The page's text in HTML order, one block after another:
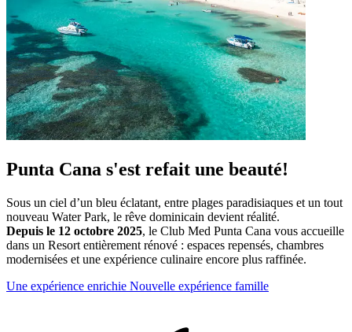
Punta Cana s'est refait une beauté!
Sous un ciel d’un bleu éclatant, entre plages paradisiaques et un tout
nouveau Water Park, le rêve dominicain devient réalité.
Depuis le 12 octobre 2025, le Club Med Punta Cana vous accueille
dans un Resort entièrement rénové : espaces repensés, chambres
modernisées et une expérience culinaire encore plus raffinée.
Une expérience enrichie Nouvelle expérience famille